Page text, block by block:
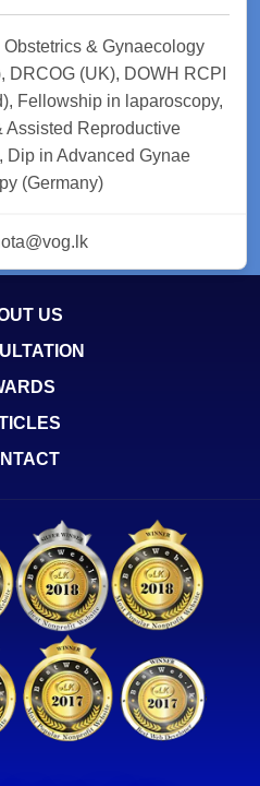
& Gynaecology
DRCOG (UK), DOWH RCPI
Fellowship in laparoscopy,
Assisted Reproductive
Dip in Advanced Gynae
(Germany)
US